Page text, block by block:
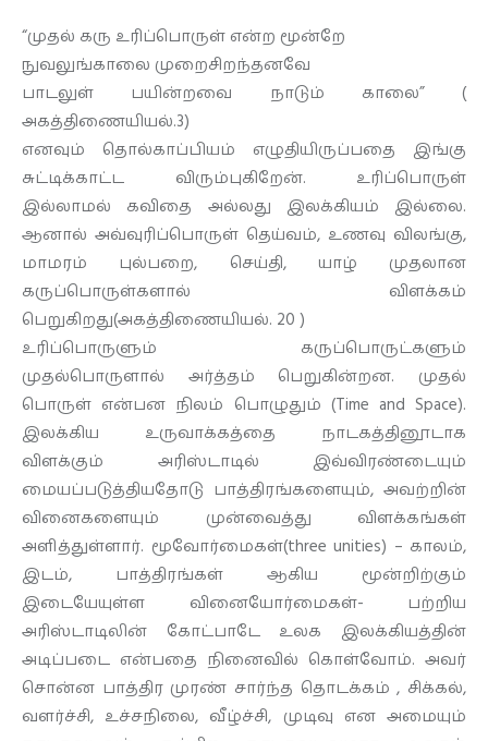
“முதல் கரு உரிப்பொருள் என்ற மூன்றே
நுவலுங்காலை முறைசிறந்தனவே
பாடலுள் பயின்றவை நாடும் காலை” (
அகத்திணையியல்.3)
எனவும் தொல்காப்பியம் எழுதியிருப்பதை இங்கு
சுட்டிக்காட்ட விரும்புகிறேன். உரிப்பொருள்
இல்லாமல் கவிதை அல்லது இலக்கியம் இல்லை.
ஆனால் அவ்வுரிப்பொருள் தெய்வம், உணவு விலங்கு,
மாமரம் புல்பறை, செய்தி, யாழ் முதலான
கருப்பொருள்களால் விளக்கம்
பெறுகிறது(அகத்திணையியல். 20 )
உரிப்பொருளும் கருப்பொருட்களும்
முதல்பொருளால் அர்த்தம் பெறுகின்றன. முதல்
பொருள் என்பன நிலம் பொழுதும் (Time and Space).
இலக்கிய உருவாக்கத்தை நாடகத்தினூடாக
விளக்கும் அரிஸ்டாடில் இவ்விரண்டையும்
மையப்படுத்தியதோடு பாத்திரங்களையும், அவற்றின்
வினைகளையும் முன்வைத்து விளக்கங்கள்
அளித்துள்ளார். மூவோர்மைகள்(three unities) – காலம்,
இடம், பாத்திரங்கள் ஆகிய மூன்றிற்கும்
இடையேயுள்ள வினையோர்மைகள்- பற்றிய
அரிஸ்டாடிலின் கோட்பாடே உலக இலக்கியத்தின்
அடிப்படை என்பதை நினைவில் கொள்வோம். அவர்
சொன்ன பாத்திர முரண் சார்ந்த தொடக்கம் , சிக்கல்,
வளர்ச்சி, உச்சநிலை, வீழ்ச்சி, முடிவு என அமையும்